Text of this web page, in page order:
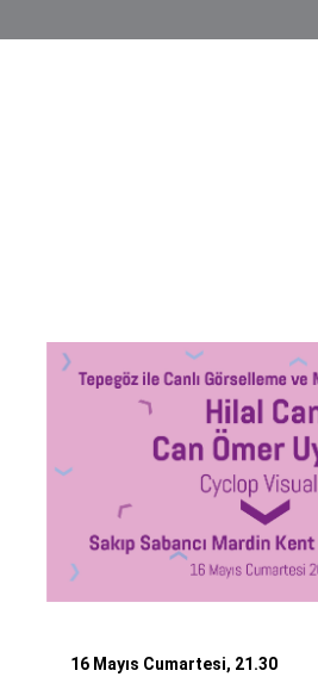
16 Mayıs Cumartesi, 21.30